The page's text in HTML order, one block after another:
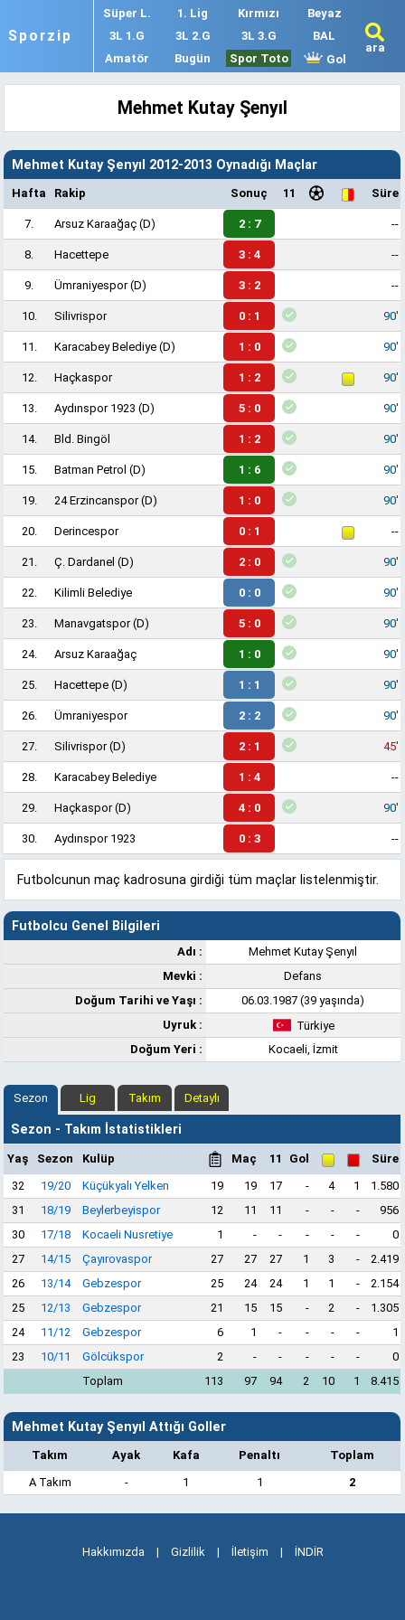
Sporzip
Süper L. 1. Lig Kırmızı
Beyaz
3L 1.G
3L 2.G 3L 3.G
BAL
Amatör
Bugün Spor Toto Gol
ara
Mehmet Kutay Şenyıl
Mehmet Kutay Şenyıl 2012-2013 Oynadığı Maçlar
Hafta Rakip Sonuç 11 Süre
7. Arsuz Karaağaç (D) 2 : 7 --
8. Hacettepe 3 : 4 --
9. Ümraniyespor(D) 3 : 2 --
10. Silivrispor 0 : 1 90'
11. Karacabey Belediye (D) 1 : 0 90'
12. Haçkaspor 1 : 2 90'
13. Aydınspor 1923 (D) 5 : 0 90'
14. Bld. Bingöl 1 : 2 90'
15. Batman Petrol (D) 1 : 6 90'
19. 24 Erzincanspor(D) 1 : 0 90'
20. Derincespor 0 : 1 --
21. Ç. Dardanel (D) 2 : 0 90'
22. Kilimli Belediye 0 : 0 90'
23. Manavgatspor(D) 5 : 0 90'
24. Arsuz Karaağaç 1 : 0 90'
25. Hacettepe (D) 1 : 1 90'
26. Ümraniyespor 2 : 2 90'
27. Silivrispor(D) 2 : 1 45'
28. Karacabey Belediye 1 : 4 --
29. Haçkaspor(D) 4 : 0 90'
30. Aydınspor 1923 0 : 3 --
Futbolcunun maç kadrosuna girdiği tüm maçlar listelenmiştir.
Futbolcu Genel Bilgileri
Adı :
Mehmet Kutay Şenyıl
Mevki :
Defans
Doğum Tarihi ve Yaşı :
06.03.1987 (39 yaşında)
Uyruk :
Türkiye
Doğum Yeri :
Kocaeli, İzmit
Sezon Lig Takım Detaylı
Sezon - Takım İstatistikleri
Yaş Sezon Kulüp Maç 11 Gol
Süre
32
19/20 Küçükyalı Yelken 19 19 17 - 4 1
1.580
31
18/19 Beylerbeyispor 12 11 11 - - -
956
30
17/18 Kocaeli Nusretiye 1 - - - - -
0
27
14/15 Çayırovaspor 27 27 27 1 3 -
2.419
26
13/14 Gebzespor 25 24 24 1 1 -
2.154
25
12/13 Gebzespor 21 15 15 - 2 -
1.305
24
11/12 Gebzespor 6 1 - - - -
1
23
10/11 Gölcükspor 2 - - - - -
0
Toplam
113 97 94 2 10 1 8.415
Mehmet Kutay Şenyıl Attığı Goller
Takım Ayak Kafa Penaltı
Toplam
A Takım
- 1 1 2
Hakkımızda | Gizlilik | İletişim | İNDİR